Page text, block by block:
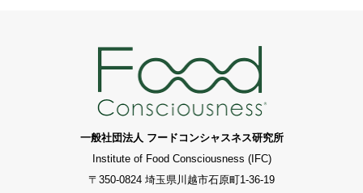
一般社団法人 フードコンシャスネス研究所
Institute of Food Consciousness (IFC)
〒350-0824 埼玉県川越市石原町1-36-19